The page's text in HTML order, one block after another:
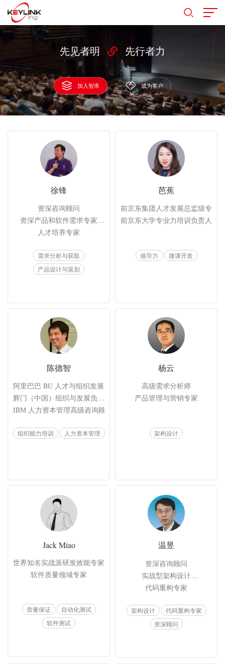
先见者明 先行者力
加入智库 成为客户
徐锋
资深咨询顾问
资深产品和软件需求专家
人才培养专家
需求分析与获取
产品设计与策划
芭蕉
前京东集团人才发展总监级专家
前京东大学专业力培训负责人
领导力 微课开发
陈德智
阿里巴巴 BU 人才与组织发展负责人
辉门（中国）组织与发展负责人
IBM 人力资本管理高级咨询顾问
组织能力培训 人力资本管理
杨云
高级需求分析师
产品管理与营销专家
架构设计
Jack Miao
世界知名实战派研发效能专家
软件质量领域专家
质量保证
自动化测试
软件测试
温昱
资深咨询顾问
实战型架构设计
代码重构专家
架构设计
代码重构专家
资深顾问